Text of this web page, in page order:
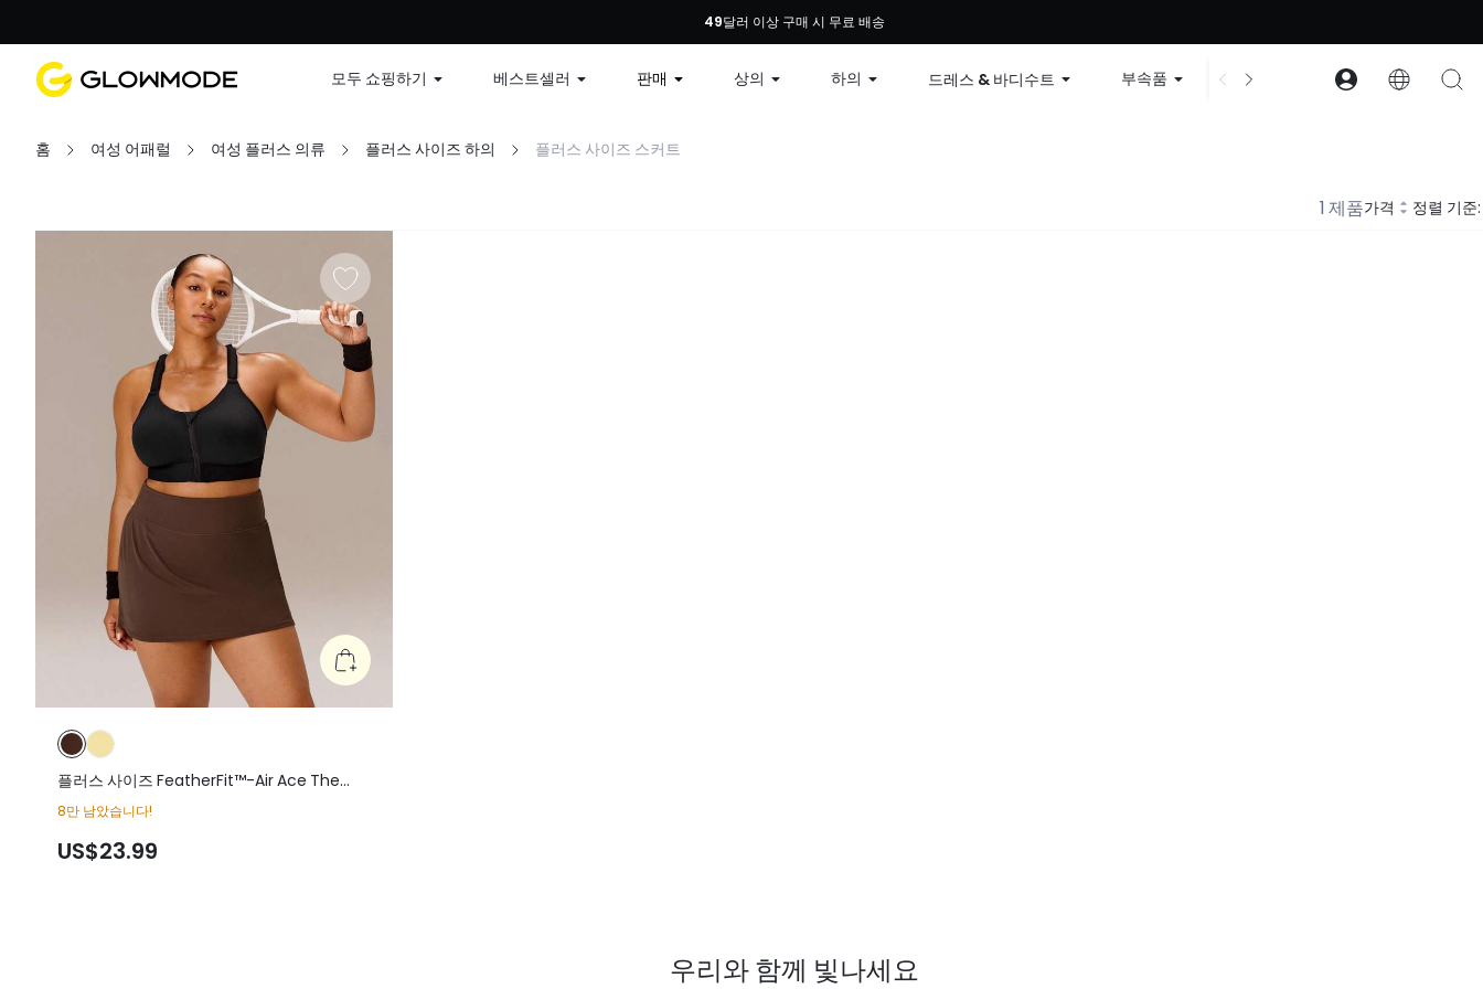
첫 주문: 모든 주문 10% 할인, 79달러 이상 구매 시 12% 할인, 99달러 이상 구매 시 15% 할인 | 할인 코드: GLOWNEW
49달러 이상 구매 시 무료 배송
모두 쇼핑하기 베스트셀러 판매 상의 하의 드레스 & 바디수트 부속품 컬렉션 구조 회사
홈 여성 어패럴 여성 플러스 의류 플러스 사이즈 하의 플러스 사이즈 스커트
1 제품 정렬 기준:
가격
모두 지우기
플러스 사이즈 FeatherFit™-Air Ace The
Day 버터처럼 부드러운 땀 흡수 조절 가능한
지 그립 A라인 미니 스커트 가벼운 지지력 낮은
8만 남았습니다!
US$23.99
우리와 함께 빛나세요